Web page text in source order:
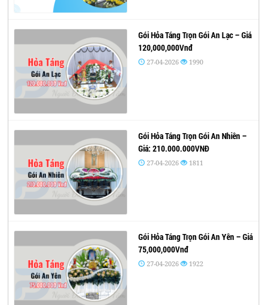
Gói Hỏa Táng Trọn Gói An Lạc – Giá
120,000,000Vnđ
27-04-2026 1990
Gói Hỏa Táng Trọn Gói An Nhiên –
Giá: 210.000.000VNĐ
27-04-2026 1811
Gói Hỏa Táng Trọn Gói An Yên – Giá
75,000,000Vnđ
27-04-2026 1922